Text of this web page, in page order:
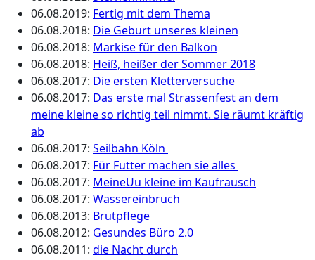
06.08.2019: Fertig mit dem Thema
06.08.2018: Die Geburt unseres kleinen
06.08.2018: Markise für den Balkon
06.08.2018: Heiß, heißer der Sommer 2018
06.08.2017: Die ersten Kletterversuche
06.08.2017: Das erste mal Strassenfest an dem
meine kleine so richtig teil nimmt. Sie räumt kräftig
ab
06.08.2017: Seilbahn Köln
06.08.2017: Für Futter machen sie alles
06.08.2017: MeineUu kleine im Kaufrausch
06.08.2017: Wassereinbruch
06.08.2013: Brutpflege
06.08.2012: Gesundes Büro 2.0
06.08.2011: die Nacht durch